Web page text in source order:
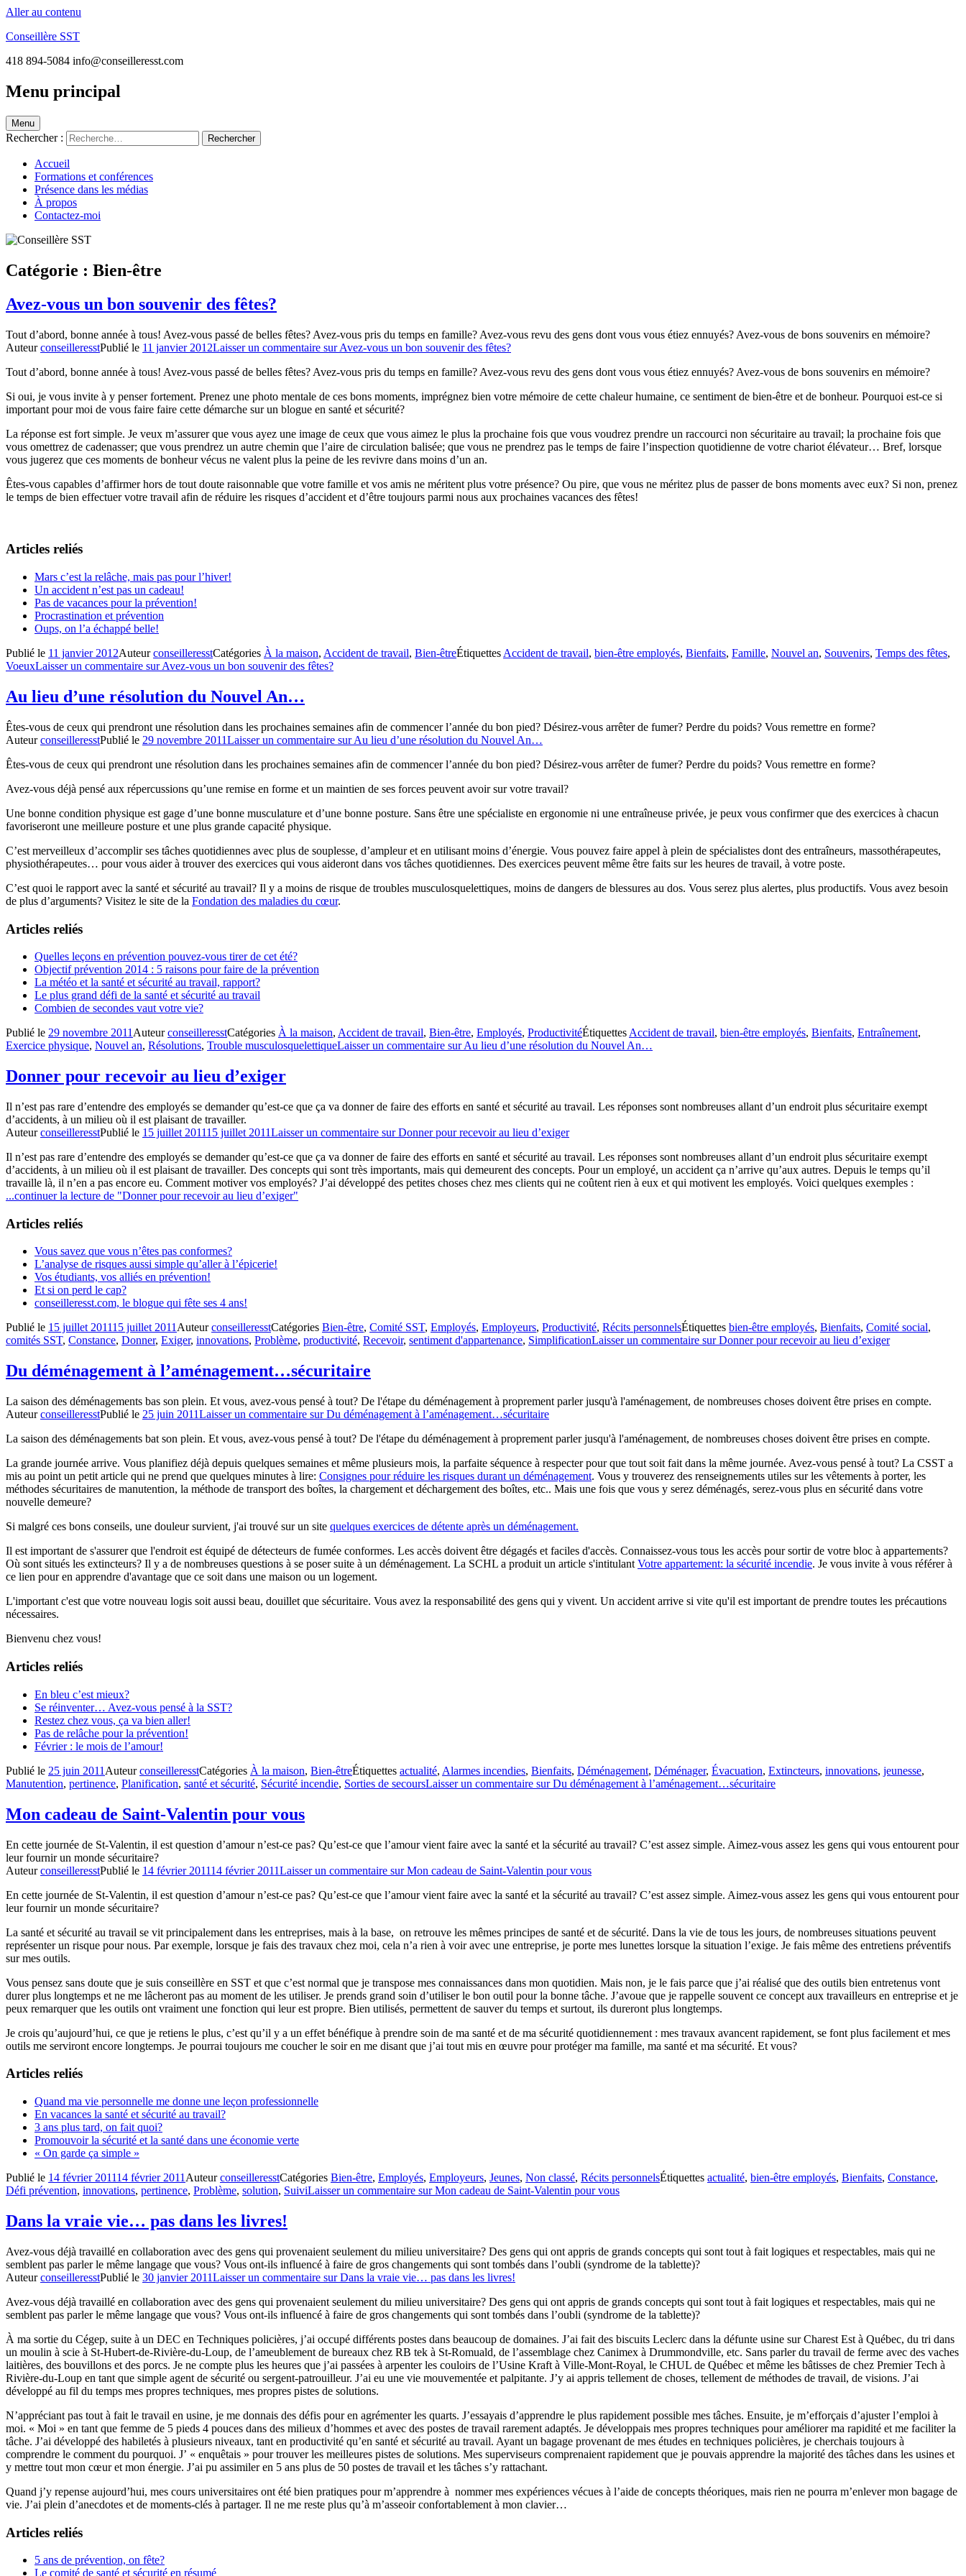
Aller au contenu
Conseillère SST
418 894-5084 info@conseilleresst.com
Menu principal
Menu
Rechercher :
Accueil
Formations et conférences
Présence dans les médias
À propos
Contactez-moi
Catégorie : Bien-être
Avez-vous un bon souvenir des fêtes?
Tout d’abord, bonne année à tous! Avez-vous passé de belles fêtes? Avez-vous pris du temps en famille? Avez-vous revu des gens dont vous vous étiez ennuyés? Avez-vous de bons souvenirs en mémoire?
AuteurconseilleresstPublié le 11 janvier 2012Laisser un commentaire sur Avez-vous un bon souvenir des fêtes?
Tout d’abord, bonne année à tous! Avez-vous passé de belles fêtes? Avez-vous pris du temps en famille? Avez-vous revu des gens dont vous vous étiez ennuyés? Avez-vous de bons souvenirs en mémoire?
Si oui, je vous invite à y penser fortement. Prenez une photo mentale de ces bons moments, imprégnez bien votre mémoire de cette chaleur humaine, ce sentiment de bien-être et de bonheur. Pourquoi est-ce si
important pour moi de vous faire faire cette démarche sur un blogue en santé et sécurité?
La réponse est fort simple. Je veux m’assurer que vous ayez une image de ceux que vous aimez le plus la prochaine fois que vous voudrez prendre un raccourci non sécuritaire au travail; la prochaine fois que
vous omettrez de cadenasser; que vous prendrez un autre chemin que l’aire de circulation balisée; que vous ne prendrez pas le temps de faire l’inspection quotidienne de votre chariot élévateur… Bref, lorsque
vous jugerez que ces moments de bonheur vécus ne valent plus la peine de les revivre dans moins d’un an.
Êtes-vous capables d’affirmer hors de tout doute raisonnable que votre famille et vos amis ne méritent plus votre présence? Ou pire, que vous ne méritez plus de passer de bons moments avec eux? Si non, prenez
le temps de bien effectuer votre travail afin de réduire les risques d’accident et d’être toujours parmi nous aux prochaines vacances des fêtes!
Articles reliés
Mars c’est la relâche, mais pas pour l’hiver!
Un accident n’est pas un cadeau!
Pas de vacances pour la prévention!
Procrastination et prévention
Oups, on l’a échappé belle!
Publié le 11 janvier 2012AuteurconseilleresstCatégories À la maison, Accident de travail, Bien-êtreÉtiquettes Accident de travail, bien-être employés, Bienfaits, Famille, Nouvel an, Souvenirs, Temps des fêtes,
VoeuxLaisser un commentaire sur Avez-vous un bon souvenir des fêtes?
Au lieu d’une résolution du Nouvel An…
Êtes-vous de ceux qui prendront une résolution dans les prochaines semaines afin de commencer l’année du bon pied? Désirez-vous arrêter de fumer? Perdre du poids? Vous remettre en forme?
AuteurconseilleresstPublié le 29 novembre 2011Laisser un commentaire sur Au lieu d’une résolution du Nouvel An…
Êtes-vous de ceux qui prendront une résolution dans les prochaines semaines afin de commencer l’année du bon pied? Désirez-vous arrêter de fumer? Perdre du poids? Vous remettre en forme?
Avez-vous déjà pensé aux répercussions qu’une remise en forme et un maintien de ses forces peuvent avoir sur votre travail?
Une bonne condition physique est gage d’une bonne musculature et d’une bonne posture. Sans être une spécialiste en ergonomie ni une entraîneuse privée, je peux vous confirmer que des exercices à chacun
favoriseront une meilleure posture et une plus grande capacité physique.
C’est merveilleux d’accomplir ses tâches quotidiennes avec plus de souplesse, d’ampleur et en utilisant moins d’énergie. Vous pouvez faire appel à plein de spécialistes dont des entraîneurs, massothérapeutes,
physiothérapeutes… pour vous aider à trouver des exercices qui vous aideront dans vos tâches quotidiennes. Des exercices peuvent même être faits sur les heures de travail, à votre poste.
C’est quoi le rapport avec la santé et sécurité au travail? Il y a moins de risque de troubles musculosquelettiques, moins de dangers de blessures au dos. Vous serez plus alertes, plus productifs. Vous avez besoin
de plus d’arguments? Visitez le site de la Fondation des maladies du cœur.
Articles reliés
Quelles leçons en prévention pouvez-vous tirer de cet été?
Objectif prévention 2014 : 5 raisons pour faire de la prévention
La météo et la santé et sécurité au travail, rapport?
Le plus grand défi de la santé et sécurité au travail
Combien de secondes vaut votre vie?
Publié le 29 novembre 2011 AuteurconseilleresstCatégories À la maison, Accident de travail, Bien-être, Employés, ProductivitéÉtiquettes Accident de travail, bien-être employés, Bienfaits, Entraînement,
Exercice physique, Nouvel an, Résolutions, Trouble musculosquelettiqueLaisser un commentaire sur Au lieu d’une résolution du Nouvel An…
Donner pour recevoir au lieu d’exiger
Il n’est pas rare d’entendre des employés se demander qu’est-ce que ça va donner de faire des efforts en santé et sécurité au travail. Les réponses sont nombreuses allant d’un endroit plus sécuritaire exempt
d’accidents, à un milieu où il est plaisant de travailler.
AuteurconseilleresstPublié le 15 juillet 201115 juillet 2011Laisser un commentaire sur Donner pour recevoir au lieu d’exiger
Il n’est pas rare d’entendre des employés se demander qu’est-ce que ça va donner de faire des efforts en santé et sécurité au travail. Les réponses sont nombreuses allant d’un endroit plus sécuritaire exempt
d’accidents, à un milieu où il est plaisant de travailler. Des concepts qui sont très importants, mais qui demeurent des concepts. Pour un employé, un accident ça n’arrive qu’aux autres. Depuis le temps qu’il
travaille là, il n’en a pas encore eu. Comment motiver vos employés? J’ai développé des petites choses chez mes clients qui ne coûtent rien à eux et qui motivent les employés. Voici quelques exemples :
...continuer la lecture de "Donner pour recevoir au lieu d’exiger"
Articles reliés
Vous savez que vous n’êtes pas conformes?
L’analyse de risques aussi simple qu’aller à l’épicerie!
Vos étudiants, vos alliés en prévention!
Et si on perd le cap?
conseilleresst.com, le blogue qui fête ses 4 ans!
Publié le 15 juillet 201115 juillet 2011AuteurconseilleresstCatégories Bien-être, Comité SST, Employés, Employeurs, Productivité, Récits personnelsÉtiquettes bien-être employés, Bienfaits, Comité social,
comités SST, Constance, Donner, Exiger, innovations, Problème, productivité, Recevoir, sentiment d'appartenance, SimplificationLaisser un commentaire sur Donner pour recevoir au lieu d’exiger
Du déménagement à l’aménagement…sécuritaire
La saison des déménagements bas son plein. Et vous, avez-vous pensé à tout? De l'étape du déménagement à proprement parler jusqu'à l'aménagement, de nombreuses choses doivent être prises en compte.
AuteurconseilleresstPublié le 25 juin 2011Laisser un commentaire sur Du déménagement à l’aménagement…sécuritaire
La saison des déménagements bat son plein. Et vous, avez-vous pensé à tout? De l'étape du déménagement à proprement parler jusqu'à l'aménagement, de nombreuses choses doivent être prises en compte.
La grande journée arrive. Vous planifiez déjà depuis quelques semaines et même plusieurs mois, la parfaite séquence à respecter pour que tout soit fait dans la même journée. Avez-vous pensé à tout? La CSST a
mis au point un petit article qui ne prend que quelques minutes à lire: Consignes pour réduire les risques durant un déménagement. Vous y trouverez des renseignements utiles sur les vêtements à porter, les
méthodes sécuritaires de manutention, la méthode de transport des boîtes, la chargement et déchargement des boîtes, etc.. Mais une fois que vous y serez déménagés, serez-vous plus en sécurité dans votre
nouvelle demeure?
Si malgré ces bons conseils, une douleur survient, j'ai trouvé sur un site quelques exercices de détente après un déménagement.
Il est important de s'assurer que l'endroit est équipé de détecteurs de fumée conformes. Les accès doivent être dégagés et faciles d'accès. Connaissez-vous tous les accès pour sortir de votre bloc à appartements?
Où sont situés les extincteurs? Il y a de nombreuses questions à se poser suite à un déménagement. La SCHL a produit un article s'intitulant Votre appartement: la sécurité incendie. Je vous invite à vous référer à
ce lien pour en apprendre d'avantage que ce soit dans une maison ou un logement.
L'important c'est que votre nouveau logis soit aussi beau, douillet que sécuritaire. Vous avez la responsabilité des gens qui y vivent. Un accident arrive si vite qu'il est important de prendre toutes les précautions
nécessaires.
Bienvenu chez vous!
Articles reliés
En bleu c’est mieux?
Se réinventer… Avez-vous pensé à la SST?
Restez chez vous, ça va bien aller!
Pas de relâche pour la prévention!
Février : le mois de l’amour!
Publié le 25 juin 2011 AuteurconseilleresstCatégories À la maison, Bien-êtreÉtiquettes actualité, Alarmes incendies, Bienfaits, Déménagement, Déménager, Évacuation, Extincteurs, innovations, jeunesse,
Manutention, pertinence, Planification, santé et sécurité, Sécurité incendie, Sorties de secoursLaisser un commentaire sur Du déménagement à l’aménagement…sécuritaire
Mon cadeau de Saint-Valentin pour vous
En cette journée de St-Valentin, il est question d’amour n’est-ce pas? Qu’est-ce que l’amour vient faire avec la santé et la sécurité au travail? C’est assez simple. Aimez-vous assez les gens qui vous entourent pour
leur fournir un monde sécuritaire?
AuteurconseilleresstPublié le 14 février 201114 février 2011Laisser un commentaire sur Mon cadeau de Saint-Valentin pour vous
En cette journée de St-Valentin, il est question d’amour n’est-ce pas? Qu’est-ce que l’amour vient faire avec la santé et la sécurité au travail? C’est assez simple. Aimez-vous assez les gens qui vous entourent pour
leur fournir un monde sécuritaire?
La santé et sécurité au travail se vit principalement dans les entreprises, mais à la base, on retrouve les mêmes principes de santé et de sécurité. Dans la vie de tous les jours, de nombreuses situations peuvent
représenter un risque pour nous. Par exemple, lorsque je fais des travaux chez moi, cela n’a rien à voir avec une entreprise, je porte mes lunettes lorsque la situation l’exige. Je fais même des entretiens préventifs
sur mes outils.
Vous pensez sans doute que je suis conseillère en SST et que c’est normal que je transpose mes connaissances dans mon quotidien. Mais non, je le fais parce que j’ai réalisé que des outils bien entretenus vont
durer plus longtemps et ne me lâcheront pas au moment de les utiliser. Je prends grand soin d’utiliser le bon outil pour la bonne tâche. J’avoue que je rappelle souvent ce concept aux travailleurs en entreprise et je
peux remarquer que les outils ont vraiment une fonction qui leur est propre. Bien utilisés, permettent de sauver du temps et surtout, ils dureront plus longtemps.
Je crois qu’aujourd’hui, ce que je retiens le plus, c’est qu’il y a un effet bénéfique à prendre soin de ma santé et de ma sécurité quotidiennement : mes travaux avancent rapidement, se font plus facilement et mes
outils me serviront encore longtemps. Je pourrai toujours me coucher le soir en me disant que j’ai tout mis en œuvre pour protéger ma famille, ma santé et ma sécurité. Et vous?
Articles reliés
Quand ma vie personnelle me donne une leçon professionnelle
En vacances la santé et sécurité au travail?
3 ans plus tard, on fait quoi?
Promouvoir la sécurité et la santé dans une économie verte
« On garde ça simple »
Publié le 14 février 201114 février 2011 AuteurconseilleresstCatégories Bien-être, Employés, Employeurs, Jeunes, Non classé, Récits personnelsÉtiquettes actualité, bien-être employés, Bienfaits, Constance,
Défi prévention, innovations, pertinence, Problème, solution, SuiviLaisser un commentaire sur Mon cadeau de Saint-Valentin pour vous
Dans la vraie vie… pas dans les livres!
Avez-vous déjà travaillé en collaboration avec des gens qui provenaient seulement du milieu universitaire? Des gens qui ont appris de grands concepts qui sont tout à fait logiques et respectables, mais qui ne
semblent pas parler le même langage que vous? Vous ont-ils influencé à faire de gros changements qui sont tombés dans l’oubli (syndrome de la tablette)?
AuteurconseilleresstPublié le 30 janvier 2011Laisser un commentaire sur Dans la vraie vie… pas dans les livres!
Avez-vous déjà travaillé en collaboration avec des gens qui provenaient seulement du milieu universitaire? Des gens qui ont appris de grands concepts qui sont tout à fait logiques et respectables, mais qui ne
semblent pas parler le même langage que vous? Vous ont-ils influencé à faire de gros changements qui sont tombés dans l’oubli (syndrome de la tablette)?
À ma sortie du Cégep, suite à un DEC en Techniques policières, j’ai occupé différents postes dans beaucoup de domaines. J’ai fait des biscuits Leclerc dans la défunte usine sur Charest Est à Québec, du tri dans
un moulin à scie à St-Hubert-de-Rivière-du-Loup, de l’ameublement de bureaux chez RB tek à St-Romuald, de l’assemblage chez Canimex à Drummondville, etc. Sans parler du travail de ferme avec des vaches
laitières, des bouvillons et des porcs. Je ne compte plus les heures que j’ai passées à arpenter les couloirs de l’Usine Kraft à Ville-Mont-Royal, le CHUL de Québec et même les bâtisses de chez Premier Tech à
Rivière-du-Loup en tant que simple agent de sécurité ou sergent-patrouilleur. J’ai eu une vie mouvementée et palpitante. J’y ai appris tellement de choses, tellement de méthodes de travail, de visions. J’ai
développé au fil du temps mes propres techniques, mes propres pistes de solutions.
N’appréciant pas tout à fait le travail en usine, je me donnais des défis pour en agrémenter les quarts. J’essayais d’apprendre le plus rapidement possible mes tâches. Ensuite, je m’efforçais d’ajuster l’emploi à
moi. « Moi » en tant que femme de 5 pieds 4 pouces dans des milieux d’hommes et avec des postes de travail rarement adaptés. Je développais mes propres techniques pour améliorer ma rapidité et me faciliter la
tâche. J’ai développé des habiletés à plusieurs niveaux, tant en productivité qu’en santé et sécurité au travail. Ayant un bagage provenant de mes études en techniques policières, je cherchais toujours à
comprendre le comment du pourquoi. J’ « enquêtais » pour trouver les meilleures pistes de solutions. Mes superviseurs comprenaient rapidement que je pouvais apprendre la majorité des tâches dans les usines et
y mettre tout mon cœur et mon énergie. J’ai pu assimiler en 5 ans plus de 50 postes de travail et les tâches s’y rattachant.
Quand j’y repense aujourd’hui, mes cours universitaires ont été bien pratiques pour m’apprendre à nommer mes expériences vécues à l’aide de concepts théoriques, mais rien ne pourra m’enlever mon bagage de
vie. J’ai plein d’anecdotes et de moments-clés à partager. Il ne me reste plus qu’à m’asseoir confortablement à mon clavier…
Articles reliés
5 ans de prévention, on fête?
Le comité de santé et sécurité en résumé